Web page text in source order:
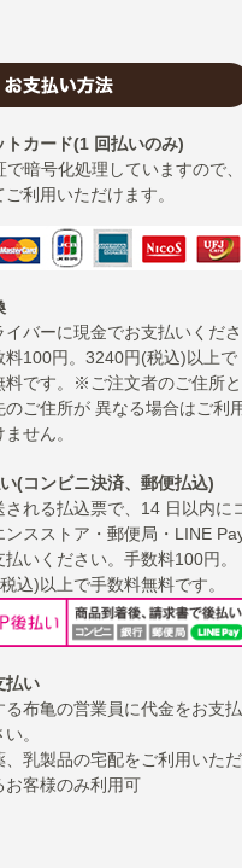
トカード(1 回払いのみ)
で暗号化処理していますので、
利用いただけます。
イバーに現金でお支払いくださ
料100円。3240円(税込)以上で
料です。※ご注文者のご住所と
のご住所が 異なる場合はご利
せん。
(コンビニ決済、郵便払込)
される払込票で、14 日以内に
ンスストア・郵便局・LINE
払いください。手数料100円。
込)以上で手数料無料です。
払い
る布亀の営業員に代金をお支払
。
乳製品の宅配をご利用いただ
お客様のみ利用可